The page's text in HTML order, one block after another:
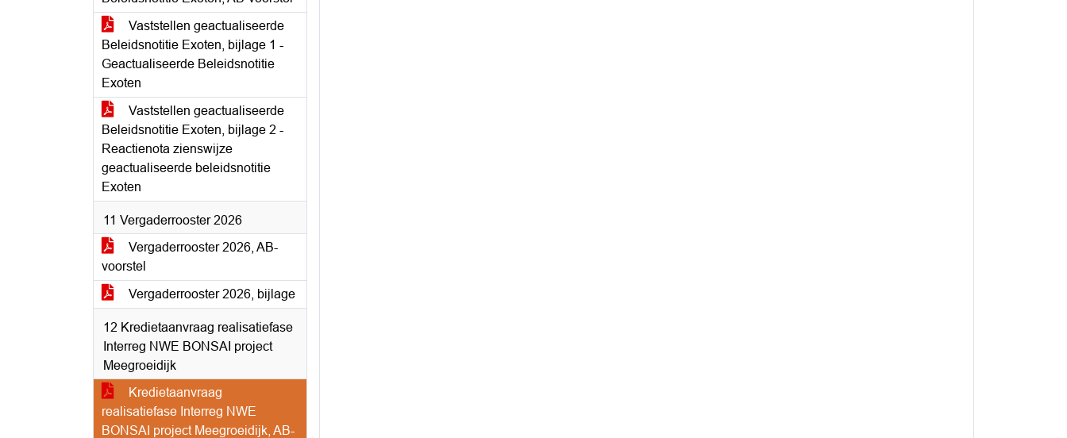
Vaststellen geactualiseerde
Beleidsnotitie Exoten, bijlage 1 -
Geactualiseerde Beleidsnotitie
Exoten
Vaststellen geactualiseerde
Beleidsnotitie Exoten, bijlage 2 -
Reactienota zienswijze
geactualiseerde beleidsnotitie
Exoten
11 Vergaderrooster 2026
Vergaderrooster 2026, AB-
voorstel
Vergaderrooster 2026, bijlage
12 Kredietaanvraag realisatiefase
Interreg NWE BONSAI project
Meegroeidijk
Kredietaanvraag
realisatiefase Interreg NWE
BONSAI project Meegroeidijk, AB-